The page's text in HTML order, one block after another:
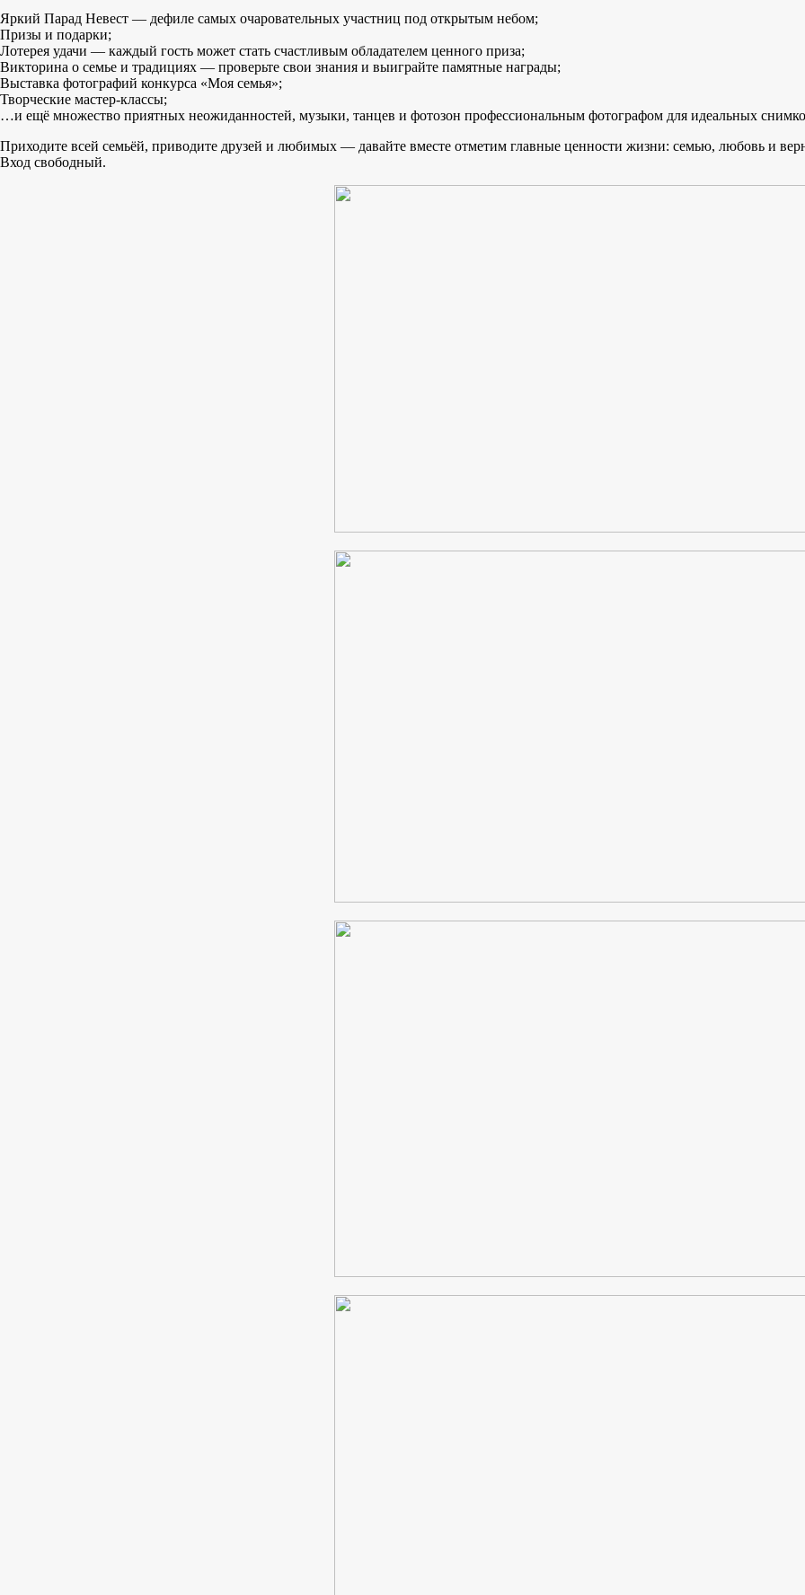
Яркий Парад Невест — дефиле самых очаровательных участниц под открытым небом;
Призы и подарки;
Лотерея удачи — каждый гость может стать счастливым обладателем ценного приза;
Викторина о семье и традициях — проверьте свои знания и выиграйте памятные награды;
Выставка фотографий конкурса «Моя семья»;
Творческие мастер-классы;
…и ещё множество приятных неожиданностей, музыки, танцев и фотозон профессиональным фотографом для идеальных
Приходите всей семьёй, приводите друзей и любимых — давайте вместе отметим главные ценности жизни: семью, любовь и
Вход свободный.